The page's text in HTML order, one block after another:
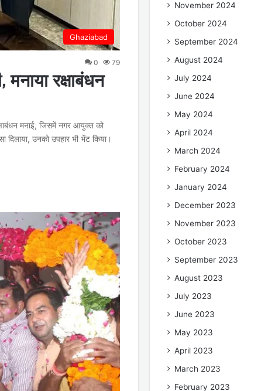
Ghaziabad
0 79
रक्षाबंधन
मनाई, जिसमें नगर आयुक्त को
उनको उपहार भी भेंट किया।
November 2024
October 2024
September 2024
August 2024
July 2024
June 2024
May 2024
April 2024
March 2024
February 2024
January 2024
December 2023
November 2023
October 2023
September 2023
August 2023
July 2023
June 2023
May 2023
April 2023
March 2023
February 2023